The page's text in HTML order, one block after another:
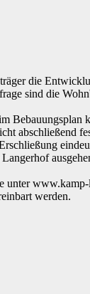
die
sind die
Bebauungsplan
abschließend
unter
werden.